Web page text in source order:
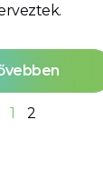
1 2